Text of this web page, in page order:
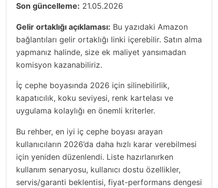
Son güncelleme: 21.05.2026
Gelir ortaklığı açıklaması: Bu yazıdaki Amazon
bağlantıları gelir ortaklığı linki içerebilir. Satın alma
yapmanız halinde, size ek maliyet yansımadan
komisyon kazanabiliriz.
İç cephe boyasında 2026 için silinebilirlik,
kapatıcılık, koku seviyesi, renk kartelası ve
uygulama kolaylığı en önemli kriterler.
Bu rehber, en iyi iç cephe boyası arayan
kullanıcıların 2026’da daha hızlı karar verebilmesi
için yeniden düzenlendi. Liste hazırlanırken
kullanım senaryosu, kullanıcı dostu özellikler,
servis/garanti beklentisi, fiyat-performans dengesi